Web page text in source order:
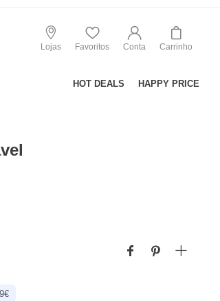
Lojas Favoritos Conta Carrinho
HOT DEALS HAPPY PRICE